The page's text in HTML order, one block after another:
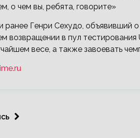
о чем вы, ребята, говорите»
ранее Генри Сехудо, объявивший
возвращении в пул тестирования
весе, а также завоевать